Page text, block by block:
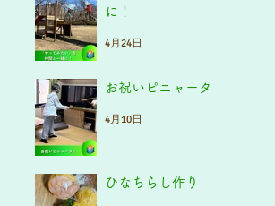
に！
4月24日
お祝いピニャータ
4月10日
ひなちらし作り